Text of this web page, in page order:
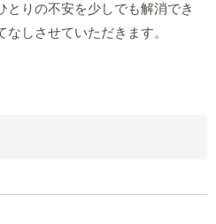
とりの不安を少しでも解消でき
しさせていただきます。